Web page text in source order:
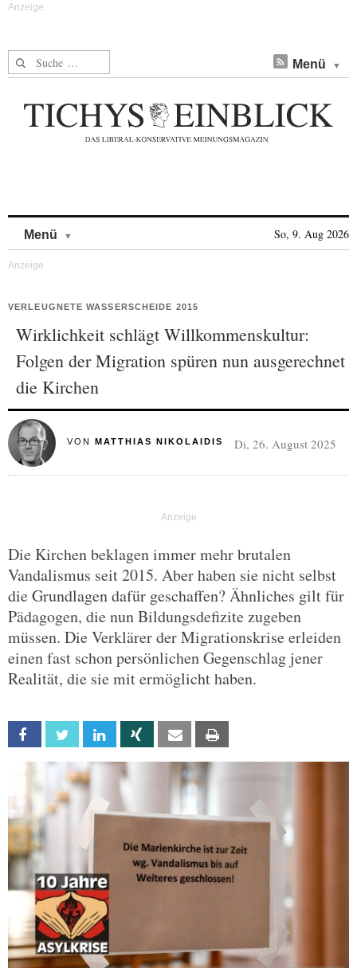
Suche nach: Menü
Menü So, 9. Aug 2026
VERLEUGNETE WASSERSCHEIDE 2015
Wirklichkeit schlägt Willkommenskultur:
Folgen der Migration spüren nun ausgerechnet
die Kirchen
VON MATTHIAS NIKOLAIDIS Di, 26. August 2025
Die Kirchen beklagen immer mehr brutalen
Vandalismus seit 2015. Aber haben sie nicht selbst
die Grundlagen dafür geschaffen? Ähnliches gilt für
Pädagogen, die nun Bildungsdefizite zugeben
müssen. Die Verklärer der Migrationskrise erleiden
einen fast schon persönlichen Gegenschlag jener
Realität, die sie mit ermöglicht haben.
Facebook Twitter Linkedin Xing Email